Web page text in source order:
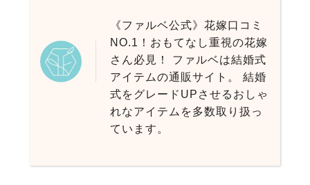
《ファルベ公式》花嫁口コミ
NO.1！おもてなし重視の花嫁
さん必見！ ファルベは結婚式
アイテムの通販サイト。 結婚
式をグレードUPさせるおしゃ
れなアイテムを多数取り扱っ
ています。